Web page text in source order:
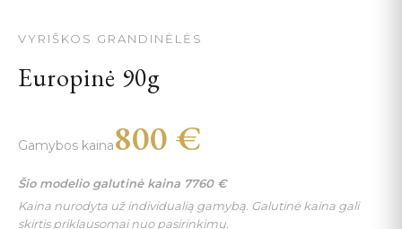
VYRIŠKOS GRANDINĖLĖS
Europinė 90g
Gamybos kaina800 €
Šio modelio galutinė kaina 7760 €
Kaina nurodyta už individualią gamybą. Galutinė kaina gali
skirtis priklausomai nuo pasirinkimų.